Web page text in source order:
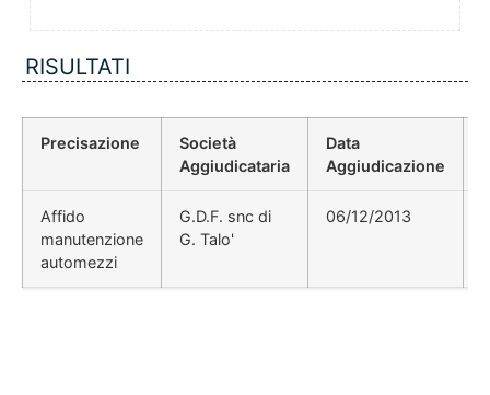
RISULTATI
Precisazione
Società
Aggiudicataria
Data
Aggiudicazione
Affido
manutenzione
automezzi
G.D.F. snc di
G. Talo'
06/12/2013